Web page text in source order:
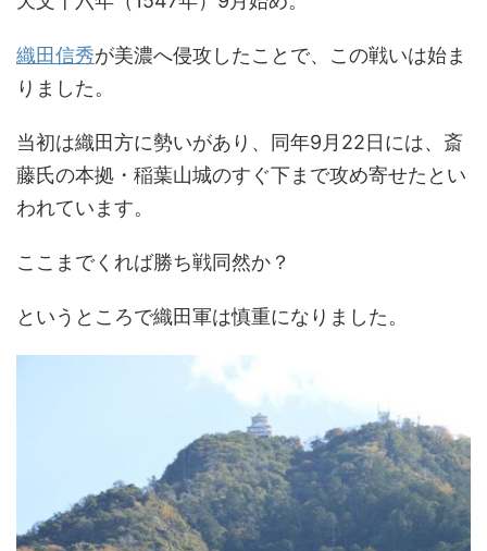
織田信秀が美濃へ侵攻したことで、この戦いは始ま
りました。
当初は織田方に勢いがあり、同年9月22日には、斎
藤氏の本拠・稲葉山城のすぐ下まで攻め寄せたとい
われています。
ここまでくれば勝ち戦同然か？
というところで織田軍は慎重になりました。